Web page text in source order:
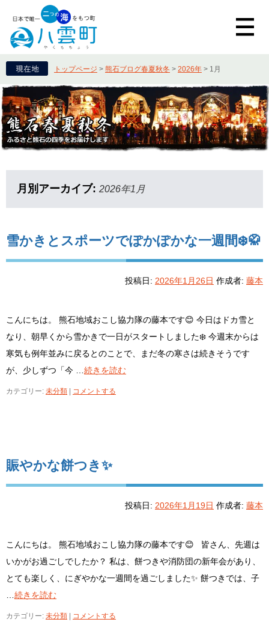
トップページ > 熊石ブログ春夏秋冬 > 2026年 > 1月
月別アーカイブ: 2026年1月
雪かきとスポーツでぽかぽかな一週間❄️🥋
投稿日: 2026年1月26日 作成者: 藤本
こんにちは。 熊石地域おこし協力隊の藤本です😊 今日はドカ雪と
なり、朝早くから雪かきで一日がスタートしました❄️ 今週末からは
寒気も例年並みに戻るとのことで、まだ冬の寒さは続きそうです
が、少しずつ「今 … 続きを読む
カテゴリー: 未分類 コメントする
賑やかな餅つき✨
投稿日: 2026年1月19日 作成者: 藤本
こんにちは。 熊石地域おこし協力隊の藤本です😊 皆さん、先週は
いかがお過ごしでしたか？ 私は、餅つきや消防団の新年会があり、
とても楽しく、にぎやかな一週間を過ごしました✨ 餅つきでは、子
続きを読む
カテゴリー: 未分類 コメントする